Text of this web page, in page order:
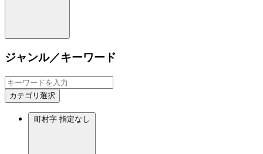
ジャンル／キーワード
カテゴリ選択
町村字 指定なし